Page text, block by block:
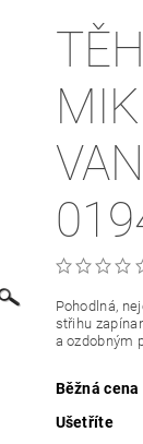
ÚDAJŮ
MOJE
Pohodlná,
střihu
a ozdobným
Běžná cena
Ušetříte